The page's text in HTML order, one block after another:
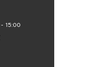
- 15:00